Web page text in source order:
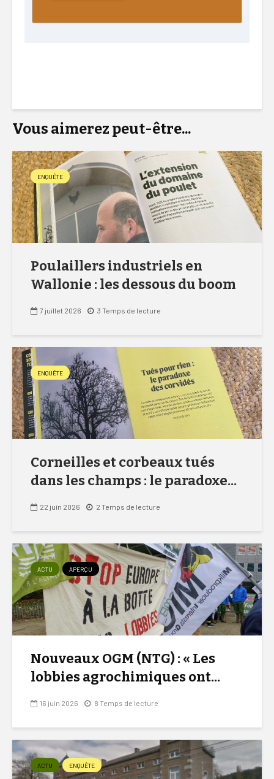
Vous aimerez peut-être...
ENQUÊTE
Poulaillers industriels en
Wallonie : les dessous du boom
7 juillet 2026 3 Temps de lecture
ENQUÊTE
Corneilles et corbeaux tués
dans les champs : le paradoxe...
22 juin 2026 2 Temps de lecture
ACTU APERÇU
Nouveaux OGM (NTG) : « Les
lobbies agrochimiques ont...
16 juin 2026 8 Temps de lecture
ACTU ENQUÊTE